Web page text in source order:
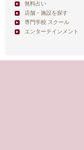
無料占い
店舗・施設を探す
専門学校 スクール
エンターテインメント